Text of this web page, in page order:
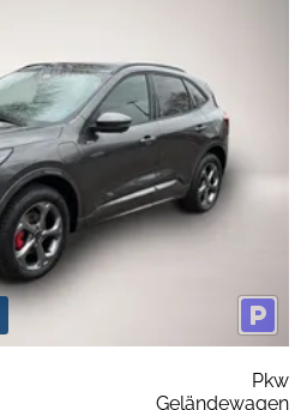
Pkw
Geländewagen